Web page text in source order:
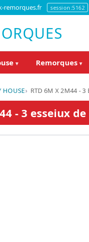
remorques.fr session:5162
▾ Remorques ▾
HOUSE RTD 6M X 2M44 - 3
- 3 esseiux